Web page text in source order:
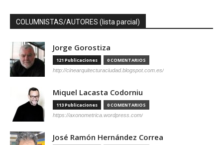
COLUMNISTAS/AUTORES (lista parcial)
Jorge Gorostiza
121 Publicaciones 0 COMENTARIOS
http://cinearquitecturaciudad.blogspot.com.es/
Miquel Lacasta Codorniu
113 Publicaciones 0 COMENTARIOS
https://axonometrica.wordpress.com/
José Ramón Hernández Correa